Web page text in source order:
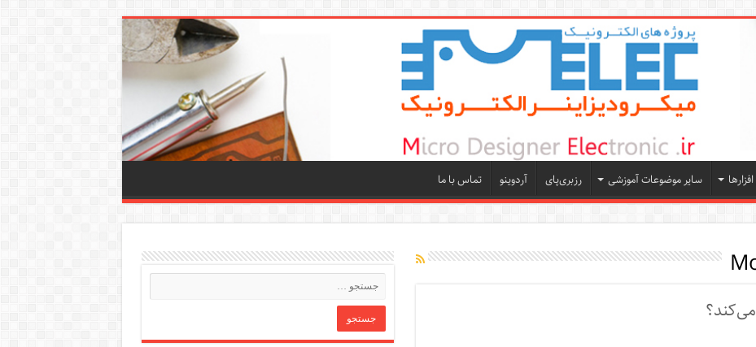
سایر موضوعات آموزشی رزبری‌پای آردوینو تماس با ما